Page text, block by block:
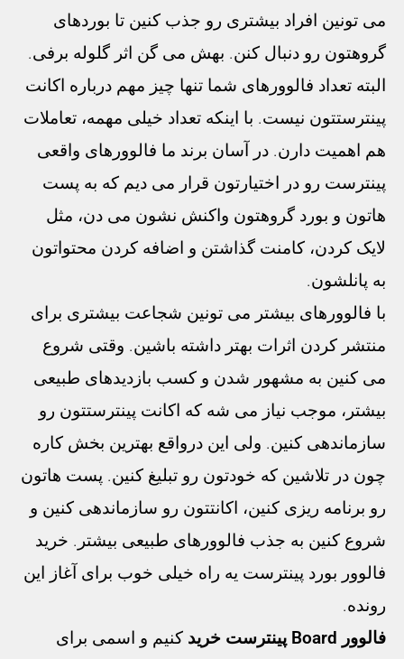
می تونین افراد بیشتری رو جذب کنین تا بوردهای
گروهتون رو دنبال کنن. بهش می گن اثر گلوله برفی.
البته تعداد فالوورهای شما تنها چیز مهم درباره اکانت
پینترستتون نیست. با اینکه تعداد خیلی مهمه، تعاملات
هم اهمیت دارن. در آسان برند ما فالوورهای واقعی
پینترست رو در اختیارتون قرار می دیم که به پست
هاتون و بورد گروهتون واکنش نشون می دن، مثل
لایک کردن، کامنت گذاشتن و اضافه کردن محتواتون
به پانلشون.
با فالوورهای بیشتر می تونین شجاعت بیشتری برای
منتشر کردن اثرات بهتر داشته باشین. وقتی شروع
می کنین به مشهور شدن و کسب بازدیدهای طبیعی
بیشتر، موجب نیاز می شه که اکانت پینترستتون رو
سازماندهی کنین. ولی این درواقع بهترین بخش کاره
چون در تلاشین که خودتون رو تبلیغ کنین. پست هاتون
رو برنامه ریزی کنین، اکانتتون رو سازماندهی کنین و
شروع کنین به جذب فالوورهای طبیعی بیشتر. خرید
فالوور بورد پینترست یه راه خیلی خوب برای آغاز این
رونده.
فالوور Board پینترست خرید
کنیم و اسمی برای